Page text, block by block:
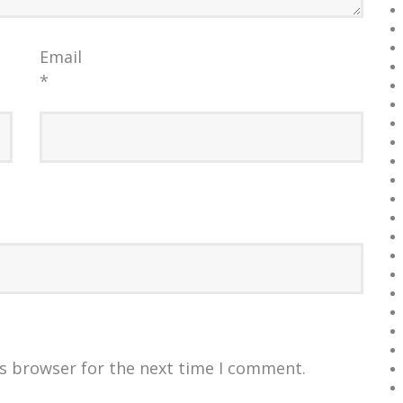
Email
*
browser for the next time I comment.